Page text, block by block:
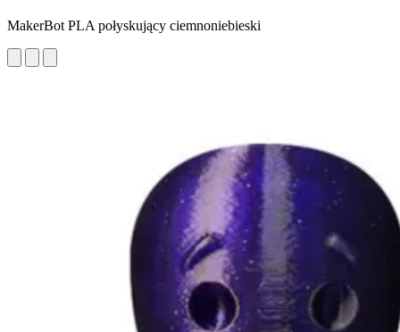
MakerBot PLA połyskujący ciemnoniebieski